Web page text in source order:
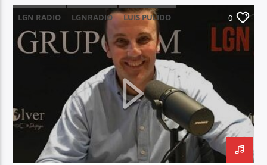
LGN RADIO LGNRADIO
LUIS PULIDO
OPOSICIONES
YO QUIERO SER FUNCIONARIO
0